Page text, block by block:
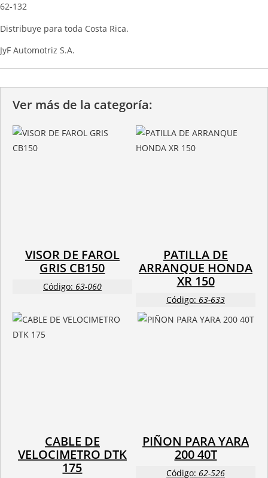
62-132
Distribuye para toda Costa Rica.
JyF Automotriz S.A.
Ver más de la categoría:
VISOR DE FAROL
GRIS CB150
Código: 63-060
PATILLA DE
ARRANQUE HONDA
XR 150
Código: 63-633
CABLE DE
VELOCIMETRO DTK
175
PIÑON PARA YARA
200 40T
Código: 62-526